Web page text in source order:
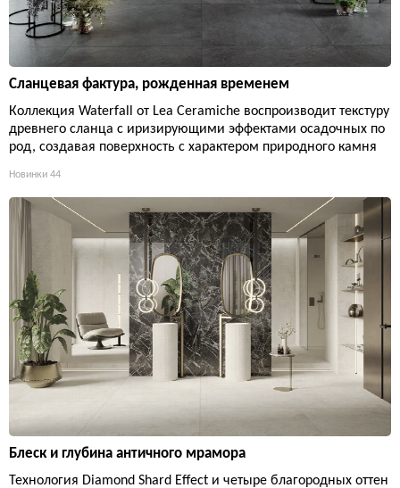
Сланцевая фактура, рожденная временем
Коллекция Waterfall от Lea Ceramiche воспроизводит текстуру
древнего сланца с иризирующими эффектами осадочных по
род, создавая поверхность с характером природного камня
Новинки 44
Блеск и глубина античного мрамора
Технология Diamond Shard Effect и четыре благородных оттен